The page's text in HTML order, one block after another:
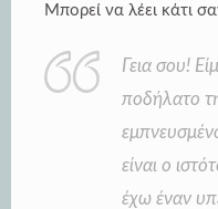
Μπορεί να λέει κάτι
Γεια σου!
ποδήλατο
είναι ο
έχω έναν